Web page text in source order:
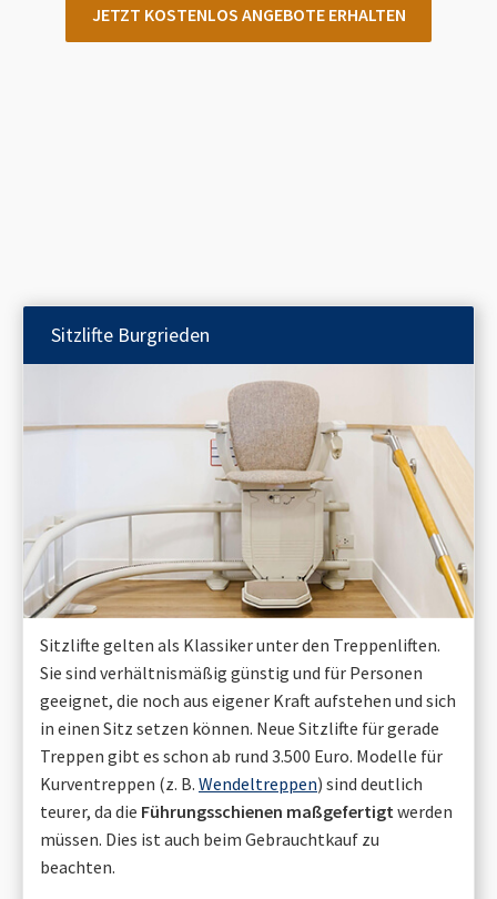
JETZT KOSTENLOS ANGEBOTE ERHALTEN
Sitzlifte Burgrieden
Sitzlifte gelten als Klassiker unter den Treppenliften.
Sie sind verhältnismäßig günstig und für Personen
geeignet, die noch aus eigener Kraft aufstehen und sich
in einen Sitz setzen können. Neue Sitzlifte für gerade
Treppen gibt es schon ab rund 3.500 Euro. Modelle für
Kurventreppen (z. B. Wendeltreppen) sind deutlich
teurer, da die Führungsschienen maßgefertigt werden
müssen. Dies ist auch beim Gebrauchtkauf zu
beachten.